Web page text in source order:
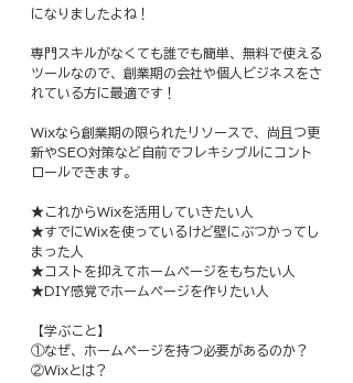
になりましたよね！
専門スキルがなくても誰でも簡単、無料で使える
ツールなので、創業期の会社や個人ビジネスをさ
れている方に最適です！
Wixなら創業期の限られたリソースで、尚且つ更
新やSEO対策など自前でフレキシブルにコント
ロールできます。
★これからWixを活用していきたい人
★すでにWixを使っているけど壁にぶつかってし
まった人
★コストを抑えてホームページをもちたい人
★DIY感覚でホームページを作りたい人
【学ぶこと】
①なぜ、ホームページを持つ必要があるのか？
②Wixとは？